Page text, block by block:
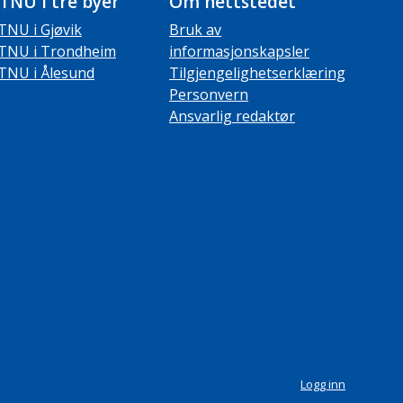
i Gjøvik
i Trondheim
i Ålesund
Bruk av
informasjonskapsler
Tilgjengelighetserklæring
Personvern
Ansvarlig redaktør
Logg inn